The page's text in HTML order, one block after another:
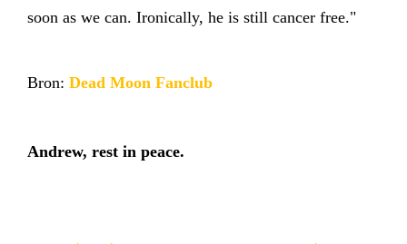
soon as we can. Ironically, he is still cancer free."
Bron: Dead Moon Fanclub
Andrew, rest in peace.